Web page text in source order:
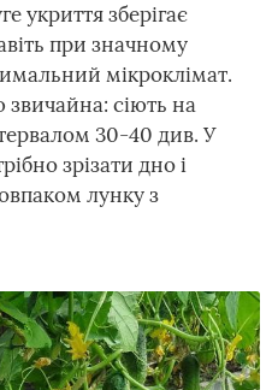
укриття зберігає
при значному
мікроклімат.
звичайна: сіють на
30-40 див. У
зрізати дно і
лунку з